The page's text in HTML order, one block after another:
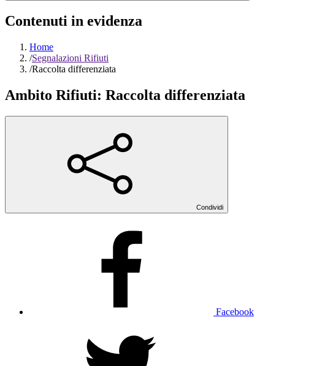
Contenuti in evidenza
Home
/Segnalazioni Rifiuti
/Raccolta differenziata
Ambito Rifiuti: Raccolta differenziata
Condividi
Facebook